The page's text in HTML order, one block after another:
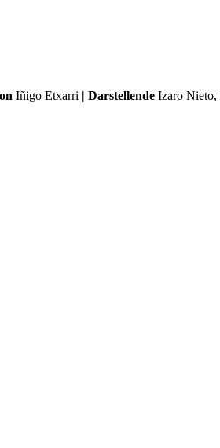
Iñigo Etxarri | Darstellende Izaro Nieto,